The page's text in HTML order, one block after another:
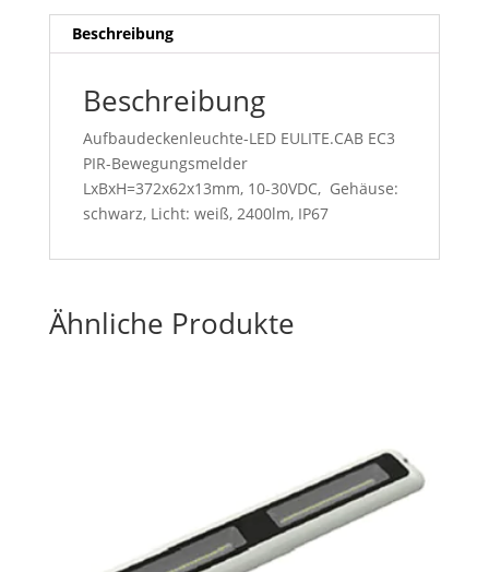
Beschreibung
Beschreibung
Aufbaudeckenleuchte-LED EULITE.CAB EC3
PIR-Bewegungsmelder
LxBxH=372x62x13mm, 10-30VDC, Gehäuse:
schwarz, Licht: weiß, 2400lm, IP67
Ähnliche Produkte